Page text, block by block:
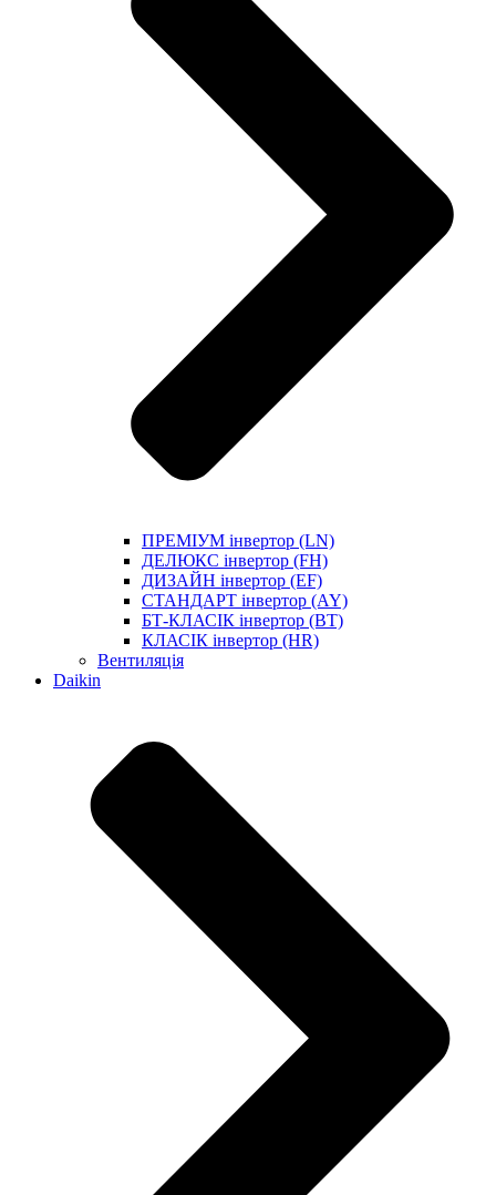
ПРЕМІУМ інвертор (LN)
ДЕЛЮКС інвертор (FH)
ДИЗАЙН інвертор (EF)
СТАНДАРТ інвертор (AY)
БТ-КЛАСІК інвертор (BT)
КЛАСІК інвертор (HR)
Вентиляція
Daikin